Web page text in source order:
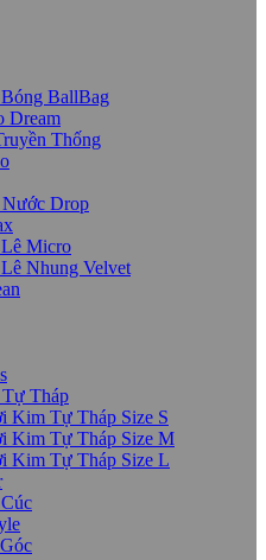
BallBag
Dream
Thống
Drop
Micro
Nhung Velvet
Tháp
Kim Tự Tháp Size S
Kim Tự Tháp Size M
Kim Tự Tháp Size L